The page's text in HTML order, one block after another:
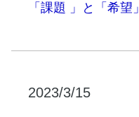
「課題 」と「希望」
2023/3/15